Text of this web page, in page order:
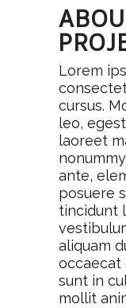
Lorem
cursus.
leo,
laoreet
ante,
posuere
tincidunt
aliquam
occaecat
sunt in
mollit